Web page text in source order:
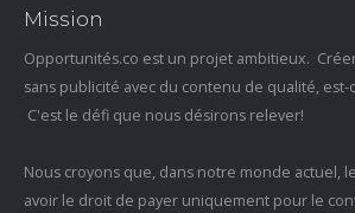
Mission
Opportunités.co est un projet ambitieux.
sans publicité avec du contenu de qualité,
C'est le défi que nous désirons relever!
Nous croyons que, dans notre monde actuel,
avoir le droit de payer uniquement pour le